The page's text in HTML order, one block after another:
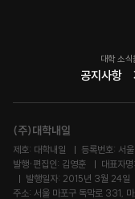
공지사항
대학 소
(주)대학내일
제호: 대학내일 등록번호: 서
발행·편집인: 김영훈
대표자
발행일자: 2015년 3월 24일
주소: 서울 마포구 독막로 331,